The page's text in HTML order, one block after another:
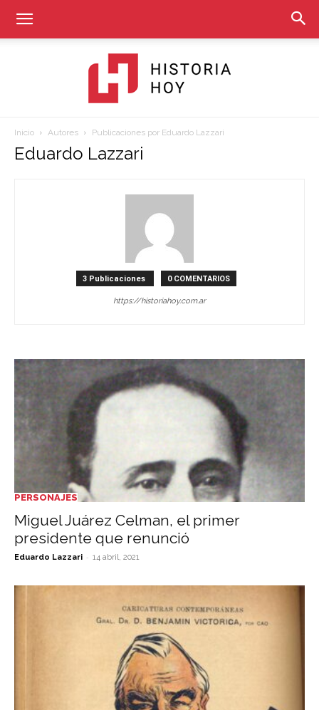
Historia
Inicio Autores Publicaciones por Eduardo Lazzari
Eduardo Lazzari
3 Publicaciones 0 COMENTARIOS
https://historiahoy.com.ar
PERSONAJES
Miguel Juárez Celman, el primer
presidente que renunció
Eduardo Lazzari - 14 abril, 2021